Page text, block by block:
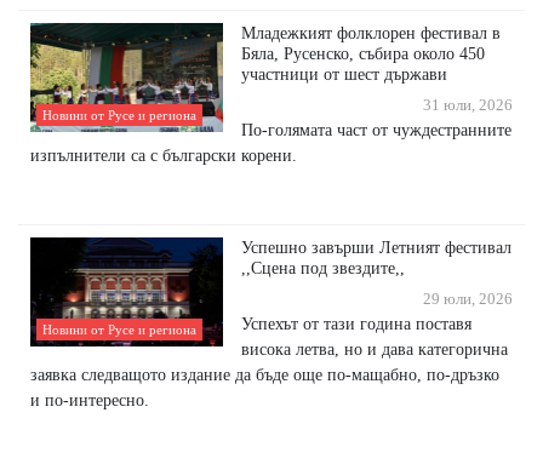
Новини от Русе и региона
Младежкият фолклорен фестивал в
Бяла, Русенско, събира около 450
участници от шест държави
31 юли, 2026
По-голямата част от чуждестранните
изпълнители са с български корени.
Новини от Русе и региона
Успешно завърши Летният фестивал
,,Сцена под звездите,,
29 юли, 2026
Успехът от тази година поставя
висока летва, но и дава категорична
заявка следващото издание да бъде още по-мащабно, по-дръзко
и по-интересно.